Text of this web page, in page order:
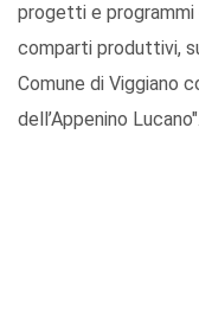
progetti e
comparti produttivi,
Comune di Viggiano
dell’Appenino Lucano".